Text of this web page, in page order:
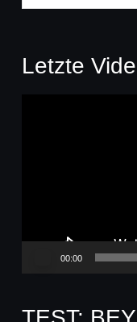
Letzte
00:00